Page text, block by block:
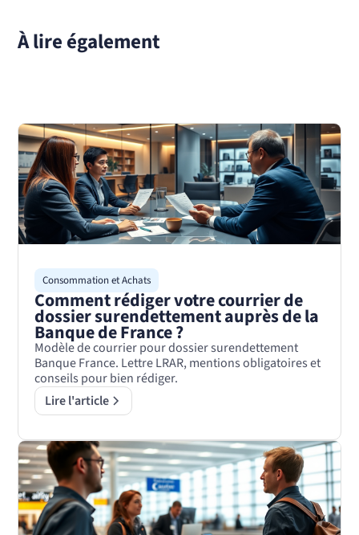
À lire également
Consommation et Achats
Comment rédiger votre courrier de
dossier surendettement auprès de la
Banque de France ?
Modèle de courrier pour dossier surendettement
Banque France. Lettre LRAR, mentions obligatoires et
conseils pour bien rédiger.
Lire l'article